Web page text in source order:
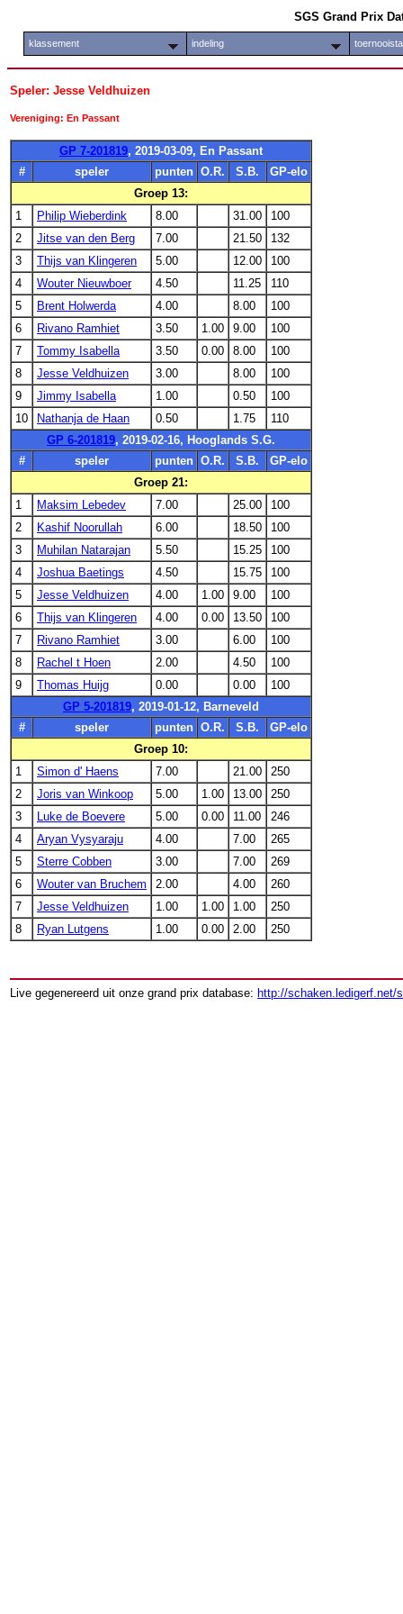
SGS Grand Prix
klassement indeling
Speler: Jesse Veldhuizen
Vereniging: En Passant
GP 7-201819, 2019-03-09, En Passant
#
speler punten O.R. S.B.
GP-elo
Groep 13:
1
Philip Wieberdink 8.00 31.00
100
2
Jitse van den Berg 7.00 21.50
132
3
Thijs van Klingeren 5.00 12.00
100
4
Wouter Nieuwboer 4.50 11.25
110
5
Brent Holwerda 4.00 8.00
100
6
Rivano Ramhiet 3.50 1.00 9.00
100
7
Tommy Isabella 3.50 0.00 8.00
100
8
Jesse Veldhuizen 3.00 8.00
100
9
Jimmy Isabella 1.00 0.50
100
10
Nathanja de Haan 0.50 1.75
110
GP 6-201819, 2019-02-16, Hooglands S.G.
#
speler punten O.R. S.B.
GP-elo
Groep 21:
1
Maksim Lebedev 7.00 25.00
100
2
Kashif Noorullah 6.00 18.50
100
3
Muhilan Natarajan 5.50 15.25
100
4
Joshua Baetings 4.50 15.75
100
5
Jesse Veldhuizen 4.00 1.00 9.00
100
6
Thijs van Klingeren 4.00 0.00 13.50
100
7
Rivano Ramhiet 3.00 6.00
100
8
Rachel t Hoen 2.00 4.50
100
9
Thomas Huijg 0.00 0.00
100
GP 5-201819, 2019-01-12, Barneveld
#
speler punten O.R. S.B.
GP-elo
Groep 10:
1
Simon d' Haens 7.00 21.00
250
2
Joris van Winkoop 5.00 1.00 13.00
250
3
Luke de Boevere 5.00 0.00 11.00
246
4
Aryan Vysyaraju 4.00 7.00
265
5
Sterre Cobben 3.00 7.00
269
6
Wouter van Bruchem 2.00 4.00
260
7
Jesse Veldhuizen 1.00 1.00 1.00
250
8
Ryan Lutgens 1.00 0.00 2.00 250
Live gegenereerd uit onze grand prix database: http://schaken.ledigerf.net/